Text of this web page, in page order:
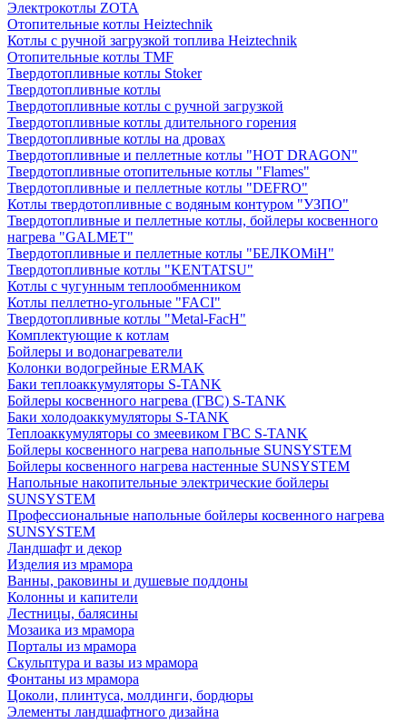
Электрокотлы ZOTA
Отопительные котлы Heiztechnik
Котлы с ручной загрузкой топлива Heiztechnik
Отопительные котлы TMF
Твердотопливные котлы Stoker
Твердотопливные котлы
Твердотопливные котлы с ручной загрузкой
Твердотопливные котлы длительного горения
Твердотопливные котлы на дровах
Твердотопливные и пеллетные котлы "HOT DRAGON"
Твердотопливные отопительные котлы "Flames"
Твердотопливные и пеллетные котлы "DEFRO"
Котлы твердотопливные с водяным контуром "УЗПО"
Твердотопливные и пеллетные котлы, бойлеры косвенного
нагрева "GALMET"
Твердотопливные и пеллетные котлы "БЕЛКОМiН"
Твердотопливные котлы "KENTATSU"
Котлы с чугунным теплообменником
Котлы пеллетно-угольные "FACI"
Твердотопливные котлы "Metal-FacH"
Комплектующие к котлам
Бойлеры и водонагреватели
Колонки водогрейные ERMAK
Баки теплоаккумуляторы S-TANK
Бойлеры косвенного нагрева (ГВС) S-TANK
Баки холодоаккумуляторы S-TANK
Теплоаккумуляторы со змеевиком ГВС S-TANK
Бойлеры косвенного нагрева напольные SUNSYSTEM
Бойлеры косвенного нагрева настенные SUNSYSTEM
Напольные накопительные электрические бойлеры
SUNSYSTEM
Профессиональные напольные бойлеры косвенного нагрева
SUNSYSTEM
Ландшафт и декор
Изделия из мрамора
Ванны, раковины и душевые поддоны
Колонны и капители
Лестницы, балясины
Мозаика из мрамора
Порталы из мрамора
Скульптура и вазы из мрамора
Фонтаны из мрамора
Цоколи, плинтуса, молдинги, бордюры
Элементы ландшафтного дизайна